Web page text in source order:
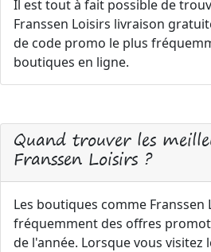
Il est tout à fait possible de
Franssen Loisirs livraison
de code promo le plus
boutiques en ligne.
Quand trouver les
Franssen Loisirs ?
Les boutiques comme
fréquemment des offres
de l'année. Lorsque vous visitez